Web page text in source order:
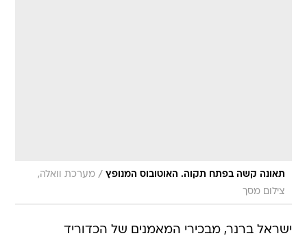
תאונה קשה בפתח תקוה. האוטובוס המנופץ / מערכת וואלה,
צילום מסך
ישראל ברנר, מבכירי המאמנים של הכדוריד